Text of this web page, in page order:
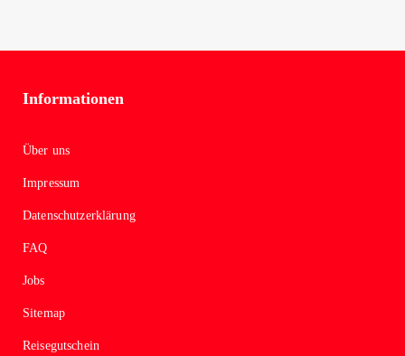
Informationen
Über uns
Impressum
Datenschutzerklärung
FAQ
Jobs
Sitemap
Reisegutschein